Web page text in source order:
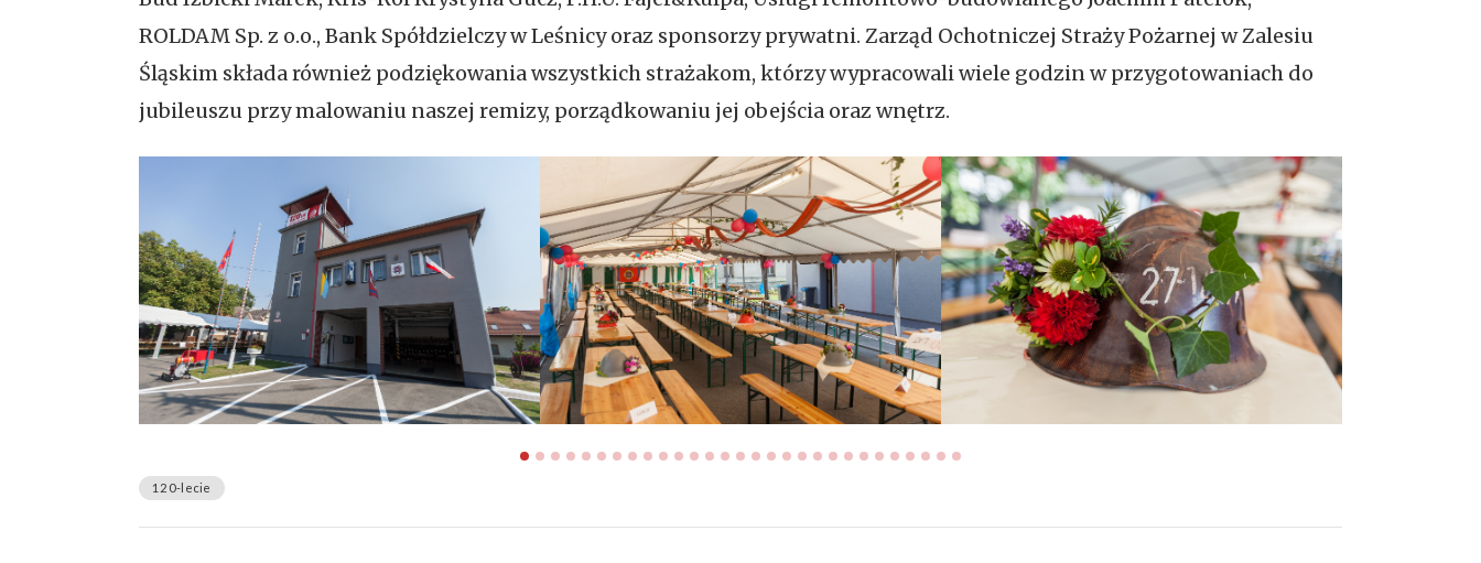
ROLDAM Sp. z o.o., Bank Spółdzielczy w Leśnicy oraz sponsorzy prywatni. Zarząd Ochotniczej Straży Pożarnej w Zalesiu
Śląskim składa również podziękowania wszystkich strażakom, którzy wypracowali wiele godzin w przygotowaniach do
jubileuszu przy malowaniu naszej remizy, porządkowaniu jej obejścia oraz wnętrz.
120-lecie